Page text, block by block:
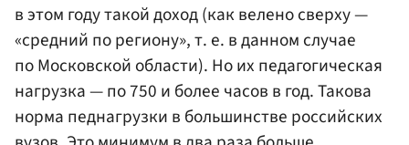
в этом году такой доход (как велено сверху —
«средний по региону», т. е. в данном случае
по Московской области). Но их педагогическая
нагрузка — по 750 и более часов в год. Такова
норма педнагрузки в большинстве российских